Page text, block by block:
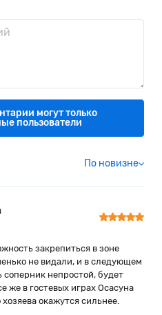
могут только
пользователи
По новизне
закрепиться в зоне
не видали, и в следующем
соперник непростой, будет
же в гостевых играх Осасуна
окажутся сильнее.